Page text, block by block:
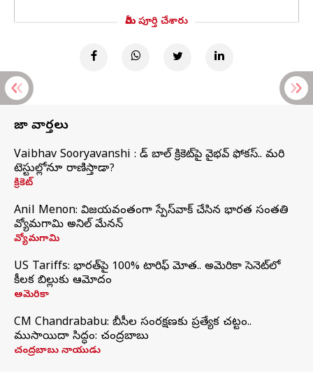
మీరు పూర్తి చేశారు
తాజా వార్తలు
Vaibhav Sooryavanshi : రెడ్ బాల్ క్రికెట్‌పై వైభవ్ ఫోకస్.. మరి
టెస్టుల్లోనూ రాణిస్తాడా?
క్రికెట్
Anil Menon: విజయవంతంగా స్పేస్‌వాక్‌ చేసిన భారత సంతతి
వ్యోమగామి అనిల్‌ మేనన్
వ్యోమగామి
US Tariffs: భారత్‌పై 100% టారిఫ్‌ మోత.. అమెరికా సెనెట్‌లో
కీలక బిల్లుకు ఆమోదం
అమెరికా
CM Chandrababu: బీసీల సంరక్షణకు ప్రత్యేక చట్టం..
ముసాయిదా సిద్ధం: చంద్రబాబు
చంద్రబాబు నాయుడు